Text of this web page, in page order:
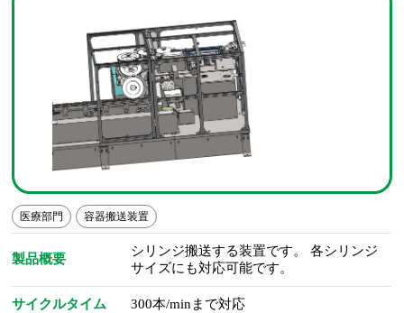
医療部門 容器搬送装置
製品概要
シリンジ搬送する装置です。 各シリンジ
サイズにも対応可能です。
サイクルタイム 300本/minまで対応